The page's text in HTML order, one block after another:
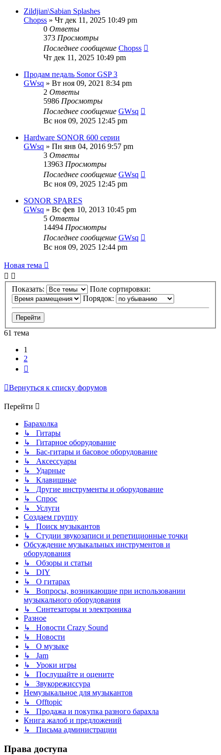
Zildjian\Sabian Splashes
Chopss » Чт дек 11, 2025 10:49 pm
0 Ответы
373 Просмотры
Последнее сообщение Chopss
Чт дек 11, 2025 10:49 pm
Продам педаль Sonor GSP 3
GWsq » Вт ноя 09, 2021 8:34 pm
2 Ответы
5986 Просмотры
Последнее сообщение GWsq
Вс ноя 09, 2025 12:45 pm
Hardware SONOR 600 серии
GWsq » Пн янв 04, 2016 9:57 pm
3 Ответы
13963 Просмотры
Последнее сообщение GWsq
Вс ноя 09, 2025 12:45 pm
SONOR SPARES
GWsq » Вс фев 10, 2013 10:45 pm
5 Ответы
14494 Просмотры
Последнее сообщение GWsq
Вс ноя 09, 2025 12:44 pm
Новая тема
Показать:
Поле сортировки:
Порядок:
61 тема
1
2
Вернуться к списку форумов
Перейти
Барахолка
↳ Гитары
↳ Гитарное оборудование
↳ Бас-гитары и басовое оборудование
↳ Аксессуары
↳ Ударные
↳ Клавишные
↳ Другие инструменты и оборудование
↳ Спрос
↳ Услуги
Создаем группу
↳ Поиск музыкантов
↳ Студии звукозаписи и репетиционные точки
Обсуждение музыкальных инструментов и
оборудования
↳ Обзоры и статьи
↳ DIY
↳ О гитарах
↳ Вопросы, возникающие при использовании
музыкального оборудования
↳ Синтезаторы и электроника
Разное
↳ Новости Crazy Sound
↳ Новости
↳ О музыке
↳ Jam
↳ Уроки игры
↳ Послушайте и оцените
↳ Звукорежиссура
Немузыкальное для музыкантов
↳ Offtopic
↳ Продажа и покупка разного барахла
Книга жалоб и предложений
↳ Письма администрации
Права доступа